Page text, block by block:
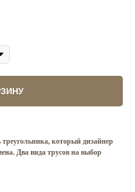
который дизайнер
Два вида трусов на выбор